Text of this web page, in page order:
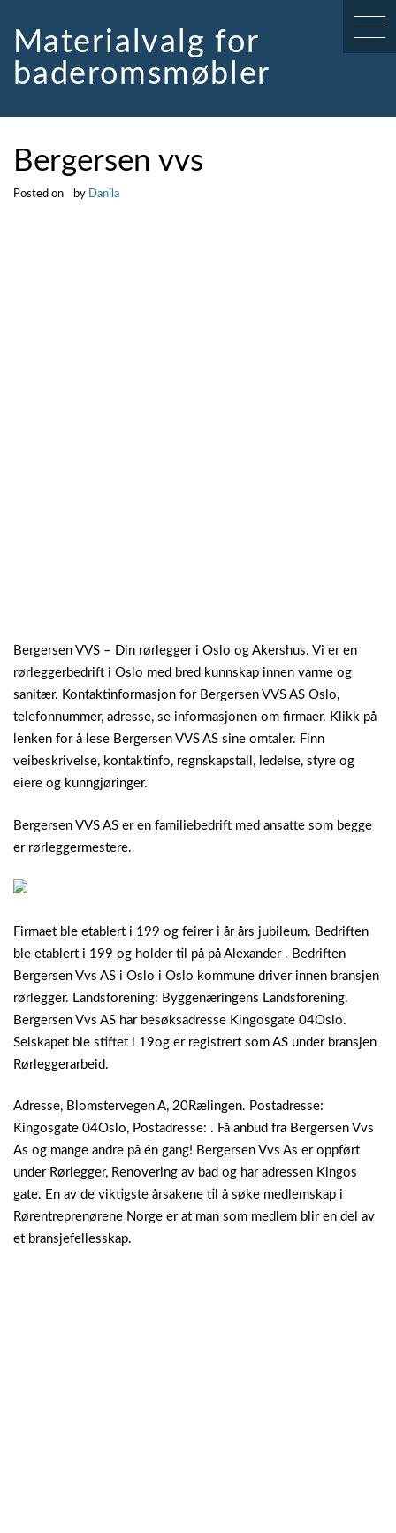
contentMaterialvalg for
baderomsmøbler
Bergersen vvs
Posted on by Danila
Bergersen VVS – Din rørlegger i Oslo og Akershus. Vi er en
rørleggerbedrift i Oslo med bred kunnskap innen varme og
sanitær. Kontaktinformasjon for Bergersen VVS AS Oslo,
telefonnummer, adresse, se informasjonen om firmaer. Klikk på
lenken for å lese Bergersen VVS AS sine omtaler. Finn
veibeskrivelse, kontaktinfo, regnskapstall, ledelse, styre og
eiere og kunngjøringer.
Bergersen VVS AS er en familiebedrift med ansatte som begge
er rørleggermestere.
Firmaet ble etablert i 199 og feirer i år års jubileum. Bedriften
ble etablert i 199 og holder til på på Alexander . Bedriften
Bergersen Vvs AS i Oslo i Oslo kommune driver innen bransjen
rørlegger. Landsforening: Byggenæringens Landsforening.
Bergersen Vvs AS har besøksadresse Kingosgate 04Oslo.
Selskapet ble stiftet i 19og er registrert som AS under bransjen
Rørleggerarbeid.
Adresse, Blomstervegen A, 20Rælingen. Postadresse:
Kingosgate 04Oslo, Postadresse: . Få anbud fra Bergersen Vvs
As og mange andre på én gang! Bergersen Vvs As er oppført
under Rørlegger, Renovering av bad og har adressen Kingos
gate. En av de viktigste årsakene til å søke medlemskap i
Rørentreprenørene Norge er at man som medlem blir en del av
et bransjefellesskap.